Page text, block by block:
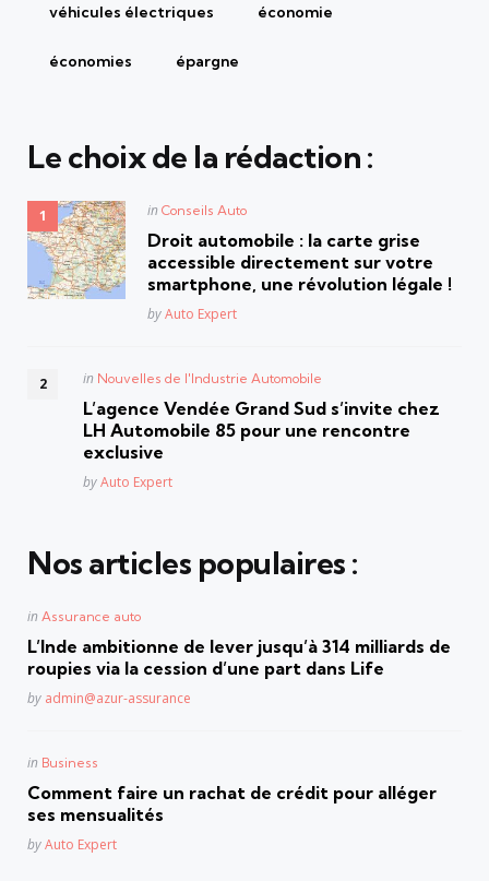
véhicules électriques économie
économies épargne
Le choix de la rédaction :
Posted
in Conseils Auto
Droit automobile : la carte grise
accessible directement sur votre
smartphone, une révolution légale !
Posted
byAuto Expert
Posted
in Nouvelles de l'Industrie Automobile
L’agence Vendée Grand Sud s’invite chez
LH Automobile 85 pour une rencontre
exclusive
Posted
byAuto Expert
Nos articles populaires :
Posted
in Assurance auto
L’Inde ambitionne de lever jusqu’à 314 milliards de
roupies via la cession d’une part dans Life
Posted
by admin@azur-assurance
Posted
in Business
Comment faire un rachat de crédit pour alléger
ses mensualités
Posted
byAuto Expert